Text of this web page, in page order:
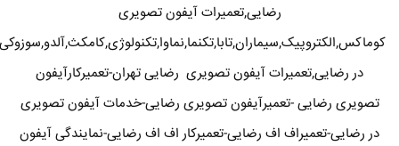
رضایی,تعمیرات آیفون تصویری
کوماکس,الکتروپیک,سیماران,تابا,تکنما,نماوا,تکنولوژی,کامکث,آلدو,سوزوکی
در رضایی,تعمیرات آیفون تصویری رضایی تهران-تعمیرکارآیفون
تصویری رضایی -تعمیرآیفون تصویری رضایی-خدمات آیفون تصویری
در رضایی-تعمیراف اف رضایی-تعمیرکار اف اف رضایی-نمایندگی آیفون